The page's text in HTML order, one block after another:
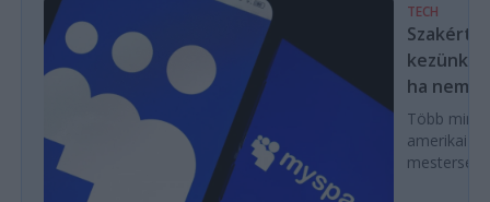
TECH
ha nem
Több mint
amerikai